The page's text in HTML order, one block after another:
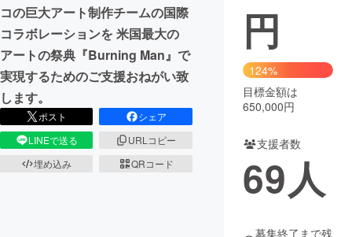
まちづくり・地域活性化
CAMPFIRE Creation
CAMPFIREふるさと納税
コミュニティ
コの巨大アート制作チームの国際
コラボレーションを 米国最大の
アートの祭典『Burning Man』で
実現するためのご支援おねがい致
します。
ポスト
シェア
LINEで送る
URLコピー
埋め込み
QRコード
円
124%
目標金額は
650,000円
支援者数
69人
募集終了まで残